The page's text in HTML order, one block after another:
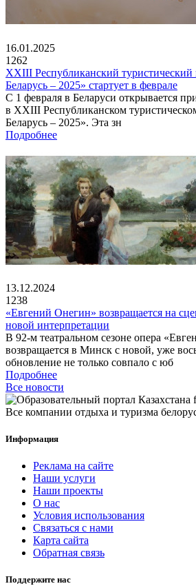
16.01.2025
1262
XXIII Республиканский туристический
Беларусь – 2025» стартует в феврале
С 1 февраля в Беларуси открывается
в XXIII Республиканском
Беларусь – 2025». Эта зн
Подробнее
13.12.2024
1238
«Евгений Онегин» возвращается на
новой интерпретации
В 92-м театральном сезоне опера
возвращается в Минск с новой, уже
обновление не только совпало с юб
Подробнее
Все новости
Все компании отдыха и туризма
Информация
Реклама на сайте
Наши услуги
Наши проекты
О нас
Условия использования
Связаться с нами
Карта сайта
Обратная связь
Поддержите нас